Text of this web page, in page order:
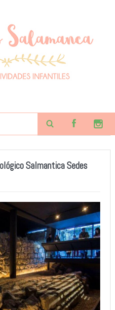
Salmantica Sedes